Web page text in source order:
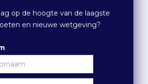
op de hoogte van de laagste
en nieuwe wetgeving?